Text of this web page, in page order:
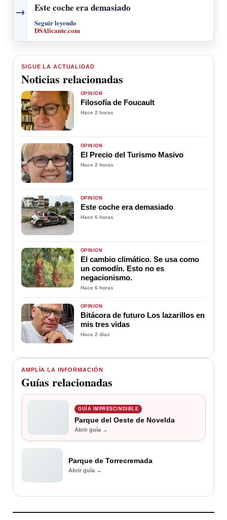
→ Este coche era demasiado
Seguir leyendo
DSAlicante.com
AMPLÍA LA INFORMACIÓN
Guías relacionadas
GUÍA IMPRESCINDIBLE
Parque del Oeste de Novelda
Abrir guía →
Parque de Torrecremada
Abrir guía →
SIGUE LA ACTUALIDAD
Noticias relacionadas
OPINIÓN
Filosofía de Foucault
Hace 2 horas
OPINIÓN
El Precio del Turismo Masivo
Hace 2 horas
OPINIÓN
Este coche era demasiado
Hace 6 horas
OPINIÓN
El cambio climático. Se usa como
un comodín. Esto no es
negacionismo.
Hace 6 horas
OPINIÓN
Bitácora de futuro Los lazarillos en
mis tres vidas
Hace 2 días